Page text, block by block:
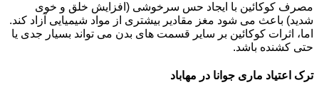
مصرف کوکائین با ایجاد حس سرخوشی (افزایش خلق و خوی
شدید) باعث می شود مغز مقادیر بیشتری از مواد شیمیایی آزاد کند.
اما، اثرات کوکائین بر سایر قسمت های بدن می تواند بسیار جدی یا
حتی کشنده باشد.
ترک اعتیاد ماری جوانا در مهاباد